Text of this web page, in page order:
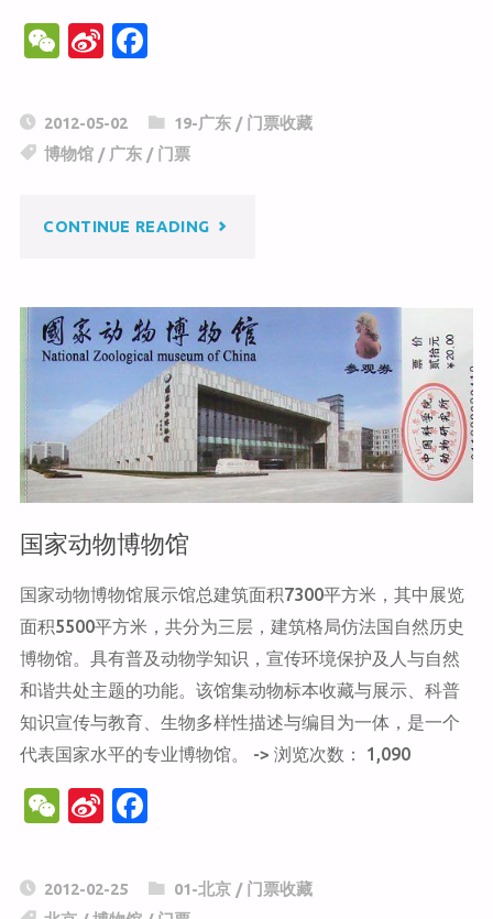
W
C
h
Si
a
W
b
c
e
o
2012-05-02 19-广东/ 门票收藏
博物馆 / 广东 / 门票
CONTINUE READING"鸦
战
争
博
物
国家动物博物馆
国家动物博物馆展示馆总建筑面积7300平方米，其中展览
面积5500平方米，共分为三层，建筑格局仿法国自然历史
博物馆。具有普及动物学知识，宣传环境保护及人与自然
和谐共处主题的功能。该馆集动物标本收藏与展示、科普
知识宣传与教育、生物多样性描述与编目为一体，是一个
代表国家水平的专业博物馆。 -> 浏览次数： 1,090
W
C
Si
a
c
2012-02-25 01-北京/ 门票收藏